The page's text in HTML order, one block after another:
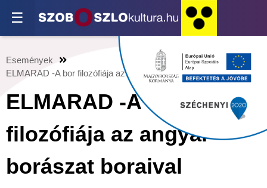
☰
Események
ELMARAD -A bor filozófiája az angyal borászat boraival
ELMARAD -A bor
filozófiája az angyal
borászat boraival